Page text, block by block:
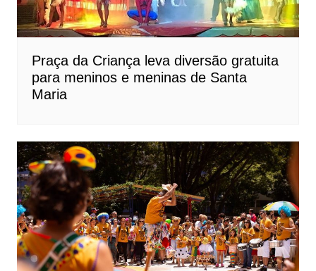
Praça da Criança leva diversão gratuita
para meninos e meninas de Santa
Maria